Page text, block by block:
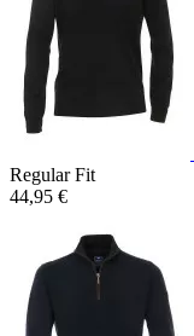
Regular Fit
44,95 €